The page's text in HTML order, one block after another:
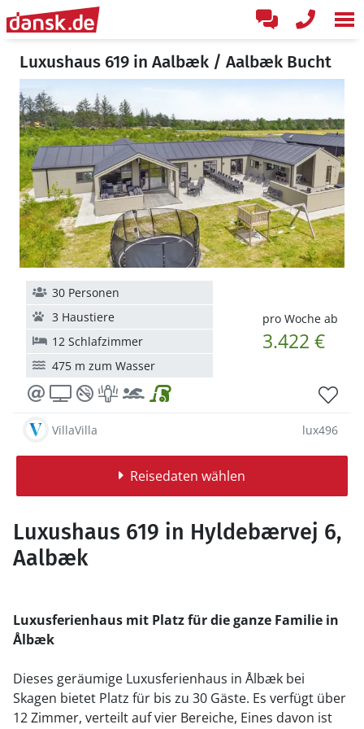
Luxushaus 619 in Aalbæk / Aalbæk Bucht
pro Woche ab
3.422 €
30 Personen
3 Haustiere
12 Schlafzimmer
475 m zum Wasser
VillaVilla lux496
Reisedaten wählen
Luxushaus 619 in Hyldebærvej 6,
Aalbæk
Luxusferienhaus mit Platz für die ganze Familie in
Ålbæk
Dieses geräumige Luxusferienhaus in Ålbæk bei
Skagen bietet Platz für bis zu 30 Gäste. Es verfügt über
12 Zimmer, verteilt auf vier Bereiche, Eines davon ist